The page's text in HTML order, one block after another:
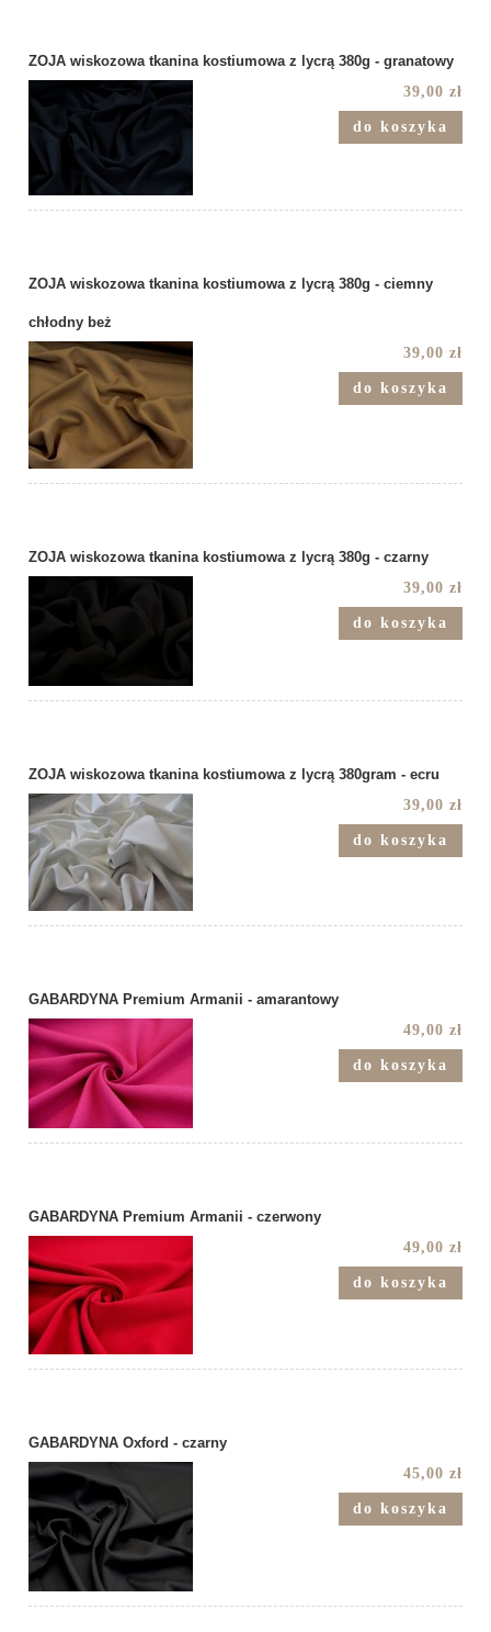
ZOJA wiskozowa tkanina kostiumowa z lycrą 380g - granatowy
39,00 zł
do koszyka
ZOJA wiskozowa tkanina kostiumowa z lycrą 380g - ciemny
chłodny beż
39,00 zł
do koszyka
ZOJA wiskozowa tkanina kostiumowa z lycrą 380g - czarny
39,00 zł
do koszyka
ZOJA wiskozowa tkanina kostiumowa z lycrą 380gram - ecru
39,00 zł
do koszyka
GABARDYNA Premium Armanii - amarantowy
49,00 zł
do koszyka
GABARDYNA Premium Armanii - czerwony
49,00 zł
do koszyka
GABARDYNA Oxford - czarny
45,00 zł
do koszyka